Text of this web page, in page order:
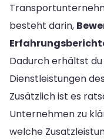
besteht darin,
Dadurch erhältst
Dienstleistungen
Zusätzlich ist es
Unternehmen zu
welche